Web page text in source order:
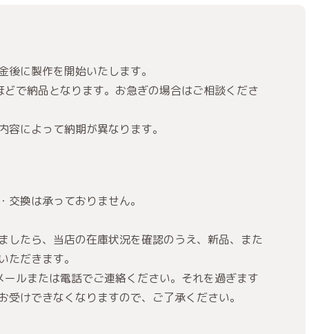
後に製作を開始いたします。
で納品となります。お急ぎの場合はご相談くださ
容によって納期が異なります。
交換は承っておりません。
したら、当店の在庫状況を確認のうえ、新品、また
ただきます。
ルまたは電話でご連絡ください。それを過ぎます
受けできなくなりますので、ご了承ください。